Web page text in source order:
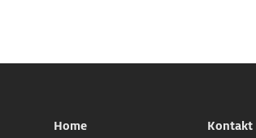
Home
Kontakt